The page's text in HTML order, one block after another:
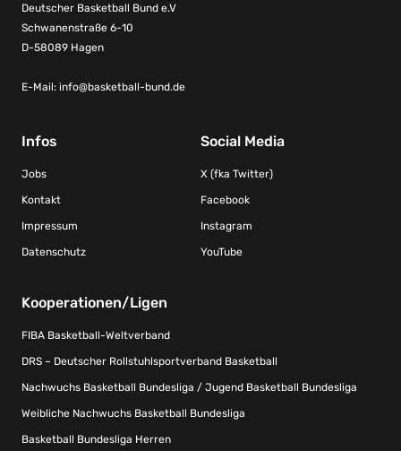
Deutscher Basketball Bund e.V
Schwanenstraße 6-10
D-58089 Hagen
E-Mail: info@basketball-bund.de
Infos
Jobs
Kontakt
Impressum
Datenschutz
Social Media
X (fka Twitter)
Facebook
Instagram
YouTube
Kooperationen/Ligen
FIBA Basketball-Weltverband
DRS – Deutscher Rollstuhlsportverband Basketball
Nachwuchs Basketball Bundesliga / Jugend Basketball Bundesliga
Weibliche Nachwuchs Basketball Bundesliga
Basketball Bundesliga Herren